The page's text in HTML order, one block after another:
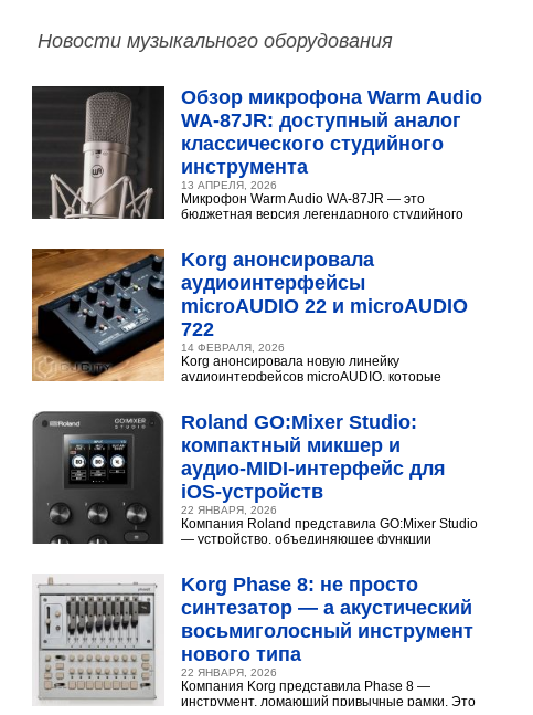
Новости музыкального оборудования
Обзор микрофона Warm Audio
WA‑87JR: доступный аналог
классического студийного
инструмента
13 АПРЕЛЯ, 2026
Микрофон Warm Audio WA‑87JR — это
бюджетная версия легендарного студийного
Korg анонсировала
аудиоинтерфейсы
microAUDIO 22 и microAUDIO
722
14 ФЕВРАЛЯ, 2026
Korg анонсировала новую линейку
аудиоинтерфейсов microAUDIO, которые
Roland GO:Mixer Studio:
компактный микшер и
аудио‑MIDI‑интерфейс для
iOS‑устройств
22 ЯНВАРЯ, 2026
Компания Roland представила GO:Mixer Studio
— устройство, объединяющее функции
Korg Phase 8: не просто
синтезатор — а акустический
восьмиголосный инструмент
нового типа
22 ЯНВАРЯ, 2026
Компания Korg представила Phase 8 —
инструмент, ломающий привычные рамки. Это